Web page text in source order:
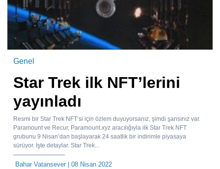
Genel
Star Trek ilk NFT’lerini
yayınladı
Resmi bir Star Trek NFT’si için özlem duyuyorsanız, şimdi şansınız var.
Paramount ve Recur, Paramount.xyz aracılığıyla ilk Star Trek NFT
grubunu 9 Nisan’dan başlayarak 24 saatlik bir indirimle piyasaya
sürüyor. İşte detaylar. Star Trek...
Bahar Vatansever| 08 Nisan 2022